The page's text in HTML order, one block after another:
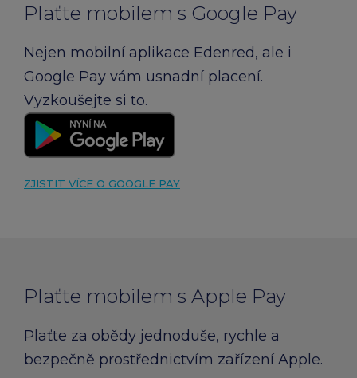
Plaťte mobilem s Google Pay
Nejen mobilní aplikace Edenred, ale i
Google Pay vám usnadní placení.
Vyzkoušejte si to.
ZJISTIT VÍCE O GOOGLE PAY
Plaťte mobilem s Apple Pay
Plaťte za obědy jednoduše, rychle a
bezpečně prostřednictvím zařízení Apple.